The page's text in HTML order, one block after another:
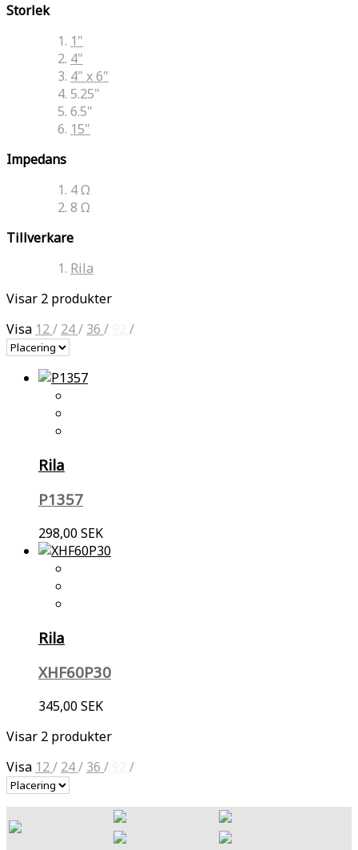
Storlek
1"
4"
4" x 6"
5.25"
6.5"
15"
Impedans
4 Ω
8 Ω
Tillverkare
Rila
Visar 2 produkter
Visa 12/ 24/ 36 / /
Rila
P1357
298,00 SEK
Rila
XHF60P30
345,00 SEK
Visar 2 produkter
Visa 12/ 24/ 36 / /